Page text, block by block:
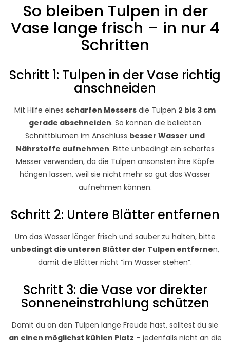
So bleiben Tulpen in der
Vase lange frisch – in nur 4
Schritten
Schritt 1: Tulpen in der Vase richtig
anschneiden
Mit Hilfe eines scharfen Messers die Tulpen 2 bis 3 cm
gerade abschneiden. So können die beliebten
Schnittblumen im Anschluss besser Wasser und
Nährstoffe aufnehmen. Bitte unbedingt ein scharfes
Messer verwenden, da die Tulpen ansonsten ihre Köpfe
hängen lassen, weil sie nicht mehr so gut das Wasser
aufnehmen können.
Schritt 2: Untere Blätter entfernen
Um das Wasser länger frisch und sauber zu halten, bitte
unbedingt die unteren Blätter der Tulpen entfernen,
damit die Blätter nicht “im Wasser stehen”.
Schritt 3: die Vase vor direkter
Sonneneinstrahlung schützen
Damit du an den Tulpen lange Freude hast, solltest du sie
an einen möglichst kühlen Platz – jedenfalls nicht an die